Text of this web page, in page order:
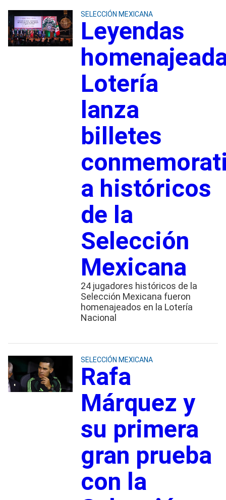
SELECCIÓN MEXICANA
Leyendas
Lotería
lanza
billetes
a históricos
de la
Selección
Mexicana
24 jugadores históricos de la
Selección Mexicana fueron
homenajeados en la Lotería
Nacional
SELECCIÓN MEXICANA
Rafa
Márquez y
su primera
gran prueba
con la